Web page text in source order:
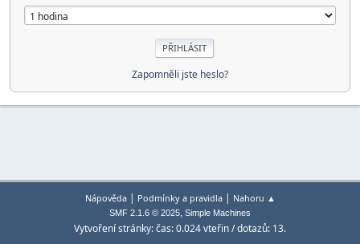
Zapomněli jste heslo?
Nápověda| Podmínky a pravidla| Nahoru ▲
SMF 2.1.6 © 2025, Simple Machines
Vytvoření stránky: čas: 0.024 vteřin / dotazů: 13.